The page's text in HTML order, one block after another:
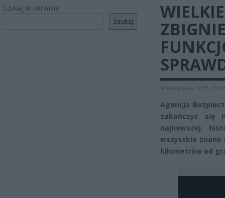
Szukaj w serwisie
Szukaj
9 listopada 2025
Agencja
zakończyć się
najnowszej
wszystkie znane
kilometrów od